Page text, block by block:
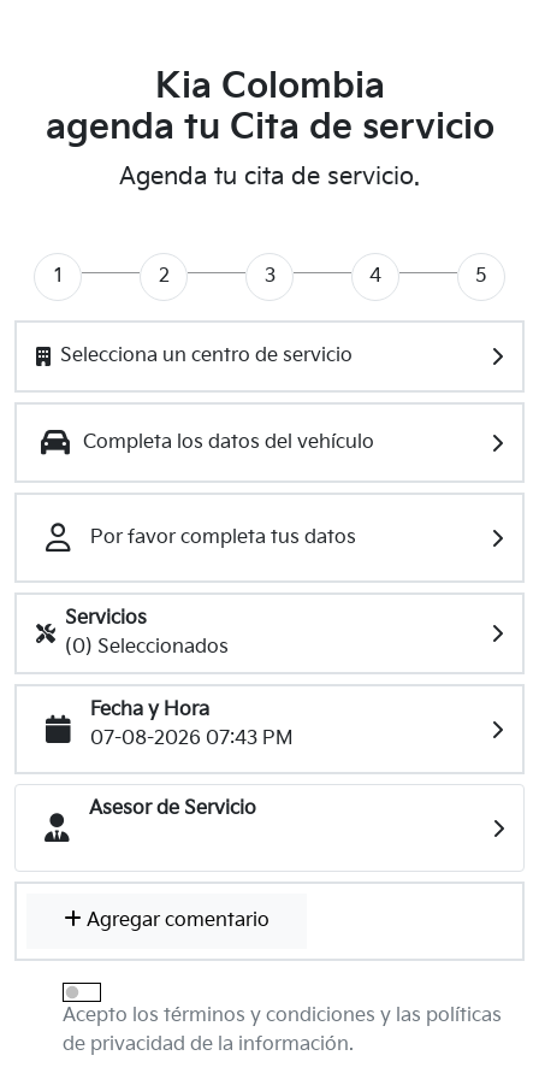
Kia Colombia
agenda tu Cita de servicio
Agenda tu cita de servicio.
1 2 3 4 5
Selecciona un centro de servicio
Completa los datos del vehículo
Por favor completa tus datos
Servicios
(0) Seleccionados
Fecha y Hora
07-08-2026 07:43 PM
Asesor de Servicio
Agregar comentario
Acepto los términos y condiciones y las políticas
de privacidad de la información.